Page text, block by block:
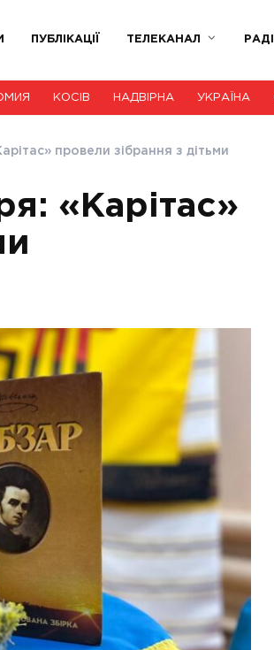
ПУБЛІКАЦІЇ ТЕЛЕКАНАЛ
КОСІВ НАДВІРНА УКРАЇНА
провели зібрання з дітьми
«Карітас»